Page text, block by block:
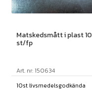
Matskedsmått i plast 10
st/fp
Art. nr: 150634
10st livsmedelsgodkända